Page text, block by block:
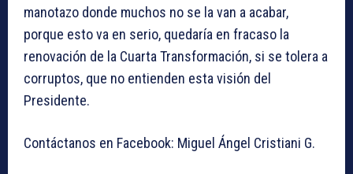
manotazo donde muchos no se la van a acabar,
porque esto va en serio, quedaría en fracaso la
renovación de la Cuarta Transformación, si se tolera a
corruptos, que no entienden esta visión del
Presidente.
Contáctanos en Facebook: Miguel Ángel Cristiani G.